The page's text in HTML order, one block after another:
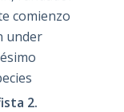
comienzo
under
2.